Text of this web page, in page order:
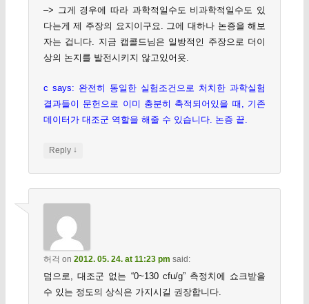
–> 그게 경우에 따라 과학적일수도 비과학적일수도 있
다는게 제 주장의 요지이구요. 그에 대하나 논증을 해보
자는 겁니다. 지금 캡콜드님은 일방적인 주장으로 더이
상의 논지를 발전시키지 않고있어욧.
c says: 완전히 동일한 실험조건으로 처치한 과학실험
결과들이 문헌으로 이미 충분히 축적되어있을 때, 기존
데이터가 대조군 역할을 해줄 수 있습니다. 논증 끝.
Reply ↓
허걱 on 2012. 05. 24. at 11:23 pm said:
덤으로, 대조군 없는 “0~130 cfu/g” 측정치에 쇼크받을
수 있는 정도의 상식은 가지시길 권장합니다.